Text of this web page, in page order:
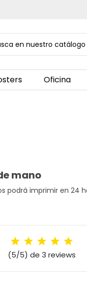
Oficina
mano
podrá imprimir en 24
(5/5) de 3 reviews